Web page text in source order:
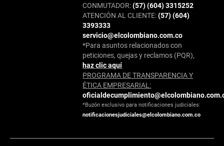
CONMUTADOR:(57) (604) 3315252
ATENCIÓN AL CLIENTE:(57) (604)
3393333
servicio@elcolombiano.com.co
*Para asuntos relacionados con
peticiones, quejas y reclamos (PQR),
haz clic aquí
PROGRAMA DE TRANSPARENCIA Y
ÉTICA EMPRESARIAL:
*Buzón exclusivo para notificaciones judiciales:
notificacionesjudiciales@elcolombiano.com.co